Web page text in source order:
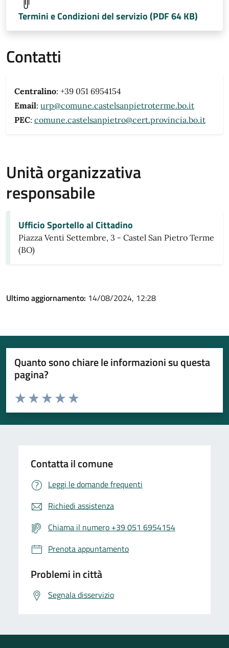
Termini e Condizioni del servizio (PDF 64 KB)
Contatti
Centralino: +39 051 6954154
Email: urp@comune.castelsanpietroterme.bo.it
PEC: comune.castelsanpietro@cert.provincia.bo.it
Unità organizzativa
responsabile
Ufficio Sportello al Cittadino
Piazza Venti Settembre, 3 - Castel San Pietro Terme
(BO)
Ultimo aggiornamento: 14/08/2024, 12:28
Quanto sono chiare le informazioni su questa
pagina?
Valuta da 1 a 5 stelle la pagina
Valuta 5 stelle su 5
Valuta 4 stelle su 5
Valuta 3 stelle su 5
Valuta 2 stelle su 5
Valuta 1 stelle su 5
Contatta il comune
Leggi le domande frequenti
Richiedi assistenza
Chiama il numero +39 051 6954154
Prenota appuntamento
Problemi in città
Segnala disservizio